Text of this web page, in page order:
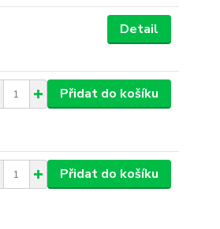
Detail
Přidat do košíku
Přidat do košíku